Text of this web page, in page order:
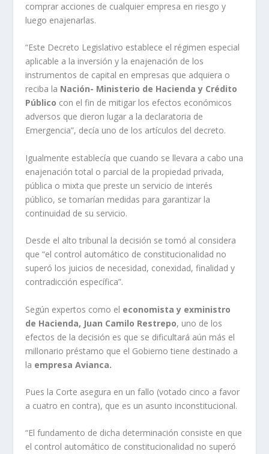
comprar acciones de cualquier empresa en riesgo y
luego enajenarlas.
“Este Decreto Legislativo establece el régimen especial
aplicable a la inversión y la enajenación de los
instrumentos de capital en empresas que adquiera o
reciba la Nación- Ministerio de Hacienda y Crédito
Público con el fin de mitigar los efectos económicos
adversos que dieron lugar a la declaratoria de
Emergencia”, decía uno de los artículos del decreto.
Igualmente establecía que cuando se llevara a cabo una
enajenación total o parcial de la propiedad privada,
pública o mixta que preste un servicio de interés
público, se tomarían medidas para garantizar la
continuidad de su servicio.
Desde el alto tribunal la decisión se tomó al considera
que “el control automático de constitucionalidad no
superó los juicios de necesidad, conexidad, finalidad y
contradicción específica”.
Según expertos como el economista y exministro
de Hacienda, Juan Camilo Restrepo, uno de los
efectos de la decisión es que se dificultará aún más el
millonario préstamo que el Gobierno tiene destinado a
la empresa Avianca.
Pues la Corte asegura en un fallo (votado cinco a favor
a cuatro en contra), que es un asunto inconstitucional.
“El fundamento de dicha determinación consiste en que
el control automático de constitucionalidad no superó